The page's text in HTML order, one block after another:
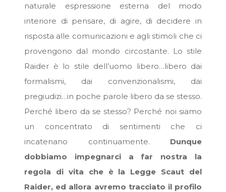
naturale espressione esterna del modo
interiore di pensare, di agire, di decidere in
risposta alle comunicazioni e agli stimoli che ci
provengono dal mondo circostante. Lo stile
Raider è lo stile dell’uomo libero…libero dai
formalismi, dai convenzionalismi, dai
pregiudizi…in poche parole libero da se stesso.
Perché libero da se stesso? Perché noi siamo
un concentrato di sentimenti che ci
incatenano continuamente. Dunque
dobbiamo impegnarci a far nostra la
regola di vita che è la Legge Scaut del
Raider, ed allora avremo tracciato il profilo